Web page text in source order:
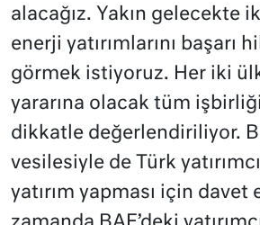
alacağız. Yakın gelecekte
enerji yatırımlarını başarı
görmek istiyoruz. Her iki
yararına olacak tüm işbirliği
dikkatle değerlendiriliyor.
vesilesiyle de Türk
yatırım yapması için davet